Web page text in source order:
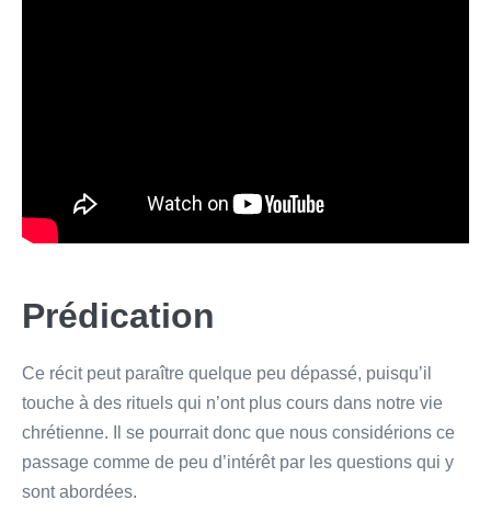
Prédication
Ce récit peut paraître quelque peu dépassé, puisqu’il
touche à des rituels qui n’ont plus cours dans notre vie
chrétienne. Il se pourrait donc que nous considérions ce
passage comme de peu d’intérêt par les questions qui y
sont abordées.